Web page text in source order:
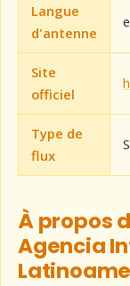
Langue
d'antenne
Site
officiel
Type de
flux
À propos
Agencia